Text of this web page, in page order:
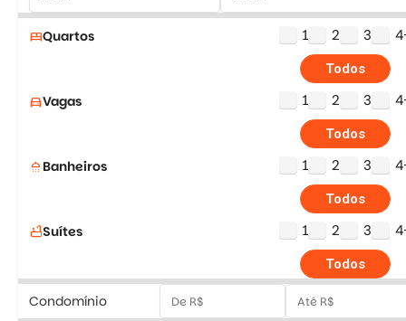
bedQuartos 1 2 3
Todos
directions_carVagas 1 2 3
Todos
shower Banheiros 1 2 3
Todos
bathtubSuítes 1 2 3
Todos
Condomínio